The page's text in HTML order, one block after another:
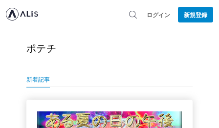
ログイン 新規登録
ポテチ
新着記事